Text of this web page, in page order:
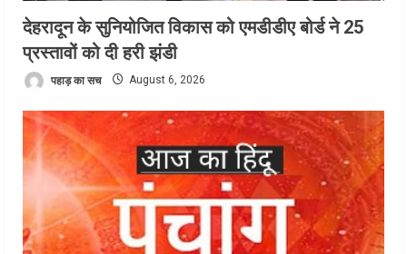
देहरादून के सुनियोजित विकास को एमडीडीए बोर्ड ने 25
प्रस्तावों को दी हरी झंडी
पहाड़ का सच August 6, 2026